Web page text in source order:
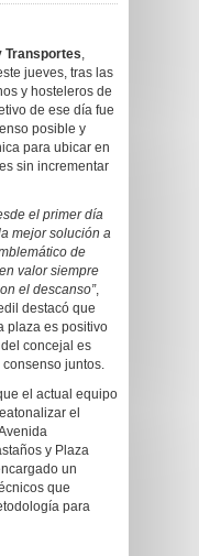
Transportes,
jueves, tras las
y hosteleros de
de ese día fue
posible y
para ubicar en
sin incrementar
el primer día
mejor solución a
de
valor siempre
el descanso”,
destacó que
plaza es positivo
concejal es
consenso juntos.
el actual equipo
el
y Plaza
un
que
para